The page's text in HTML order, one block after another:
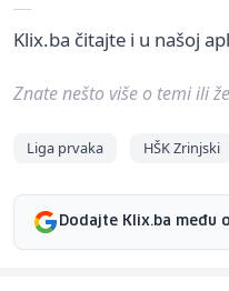
Klix.ba čitajte i u našoj
Znate nešto više o temi ili
Liga prvaka HŠK Zrinjski
Dodajte Klix.ba među